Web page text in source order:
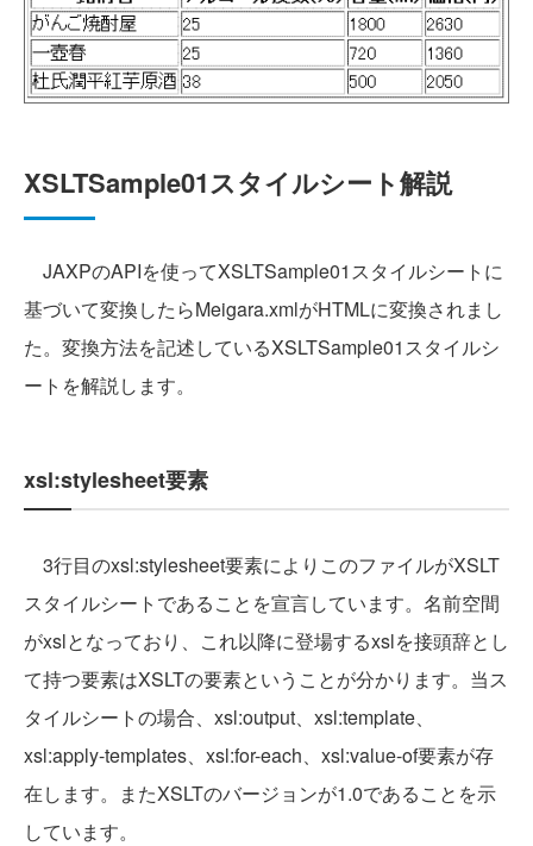
XSLTSample01スタイルシート解説
JAXPのAPIを使ってXSLTSample01スタイルシートに
基づいて変換したらMeigara.xmlがHTMLに変換されまし
た。変換方法を記述しているXSLTSample01スタイルシ
ートを解説します。
xsl:stylesheet要素
3行目のxsl:stylesheet要素によりこのファイルがXSLT
スタイルシートであることを宣言しています。名前空間
がxslとなっており、これ以降に登場するxslを接頭辞とし
て持つ要素はXSLTの要素ということが分かります。当ス
タイルシートの場合、xsl:output、xsl:template、
xsl:apply-templates、xsl:for-each、xsl:value-of要素が存
在します。またXSLTのバージョンが1.0であることを示
しています。